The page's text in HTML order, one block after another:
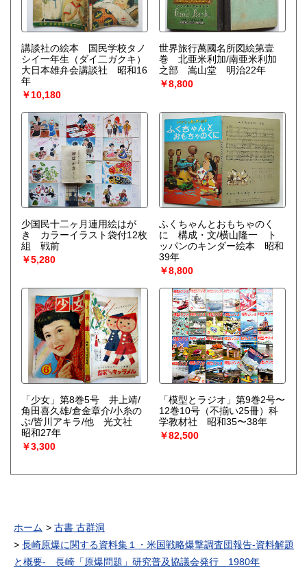
講談社の絵本 国民学校タノ
シイ一年生（ダイ二ガクキ）
大日本雄弁会講談社 昭和16
年
￥10,180
世界旅行萬國名所図絵第壹
巻 北亜米利加/南亜米利加
之部 嵩山堂 明治22年
￥8,800
少国民十二ヶ月連用絵はが
き カラーイラスト袋付12枚
組 戦前
￥5,280
ふくちゃんとおもちゃのく
に 構成・文/横山隆一 ト
ッパンのキンダー絵本 昭和
39年
￥8,800
「少女」第8巻5号 井上靖/
角田喜久雄/倉金章介/小糸の
ぶ/皆川アキラ/他 光文社
昭和27年
￥3,300
「模型とラジオ」第9巻2号〜
12巻10号（不揃い25冊）科
学教材社 昭和35〜38年
￥82,500
ホーム
古書 古群洞
長崎原爆に関する資料集１・米国戦略爆撃調査団報告-資料解題
と概要- 長崎「原爆問題」研究普及協議会発行 1980年